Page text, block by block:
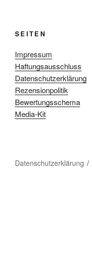
SEITEN
Impressum
Haftungsausschluss
Datenschutzerklärung
Rezensionpolitik
Bewertungsschema
Media-Kit
Datenschutzerklärung